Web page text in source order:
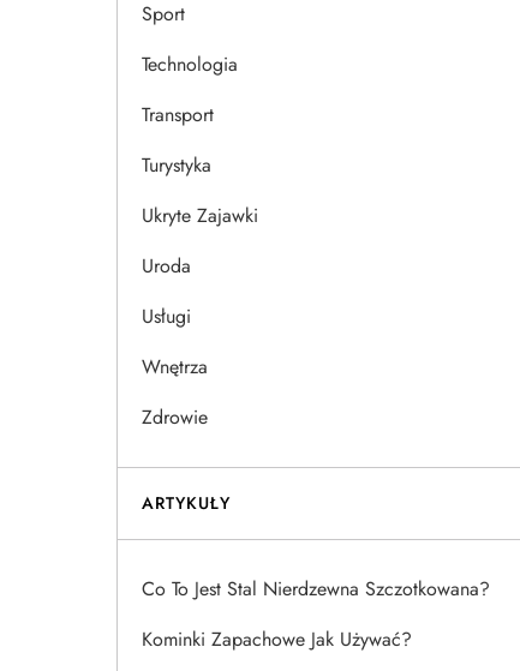
Sport
Technologia
Transport
Turystyka
Ukryte Zajawki
Uroda
Usługi
Wnętrza
Zdrowie
ARTYKUŁY
Co To Jest Stal Nierdzewna Szczotkowana?
Kominki Zapachowe Jak Używać?